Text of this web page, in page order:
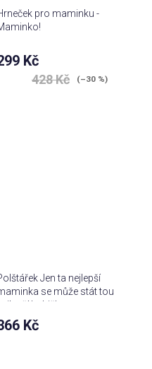
pro maminku -
Průměrné
hodnocení
produktu
Kč
428 Kč (–30 %)
Jen ta nejlepší
se může stát tou
nejlepší babičkou
Průměrné
Kč